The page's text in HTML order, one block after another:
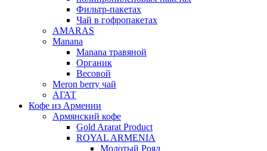
Фильтр-пакетах
Чай в гофропакетах
AMARAS
Manana
Manana травяной
Органик
Весовой
Meron berry чай
АГАТ
Кофе из Армении
Армянский кофе
Gold Ararat Product
ROYAL ARMENIA
Молотый Роял